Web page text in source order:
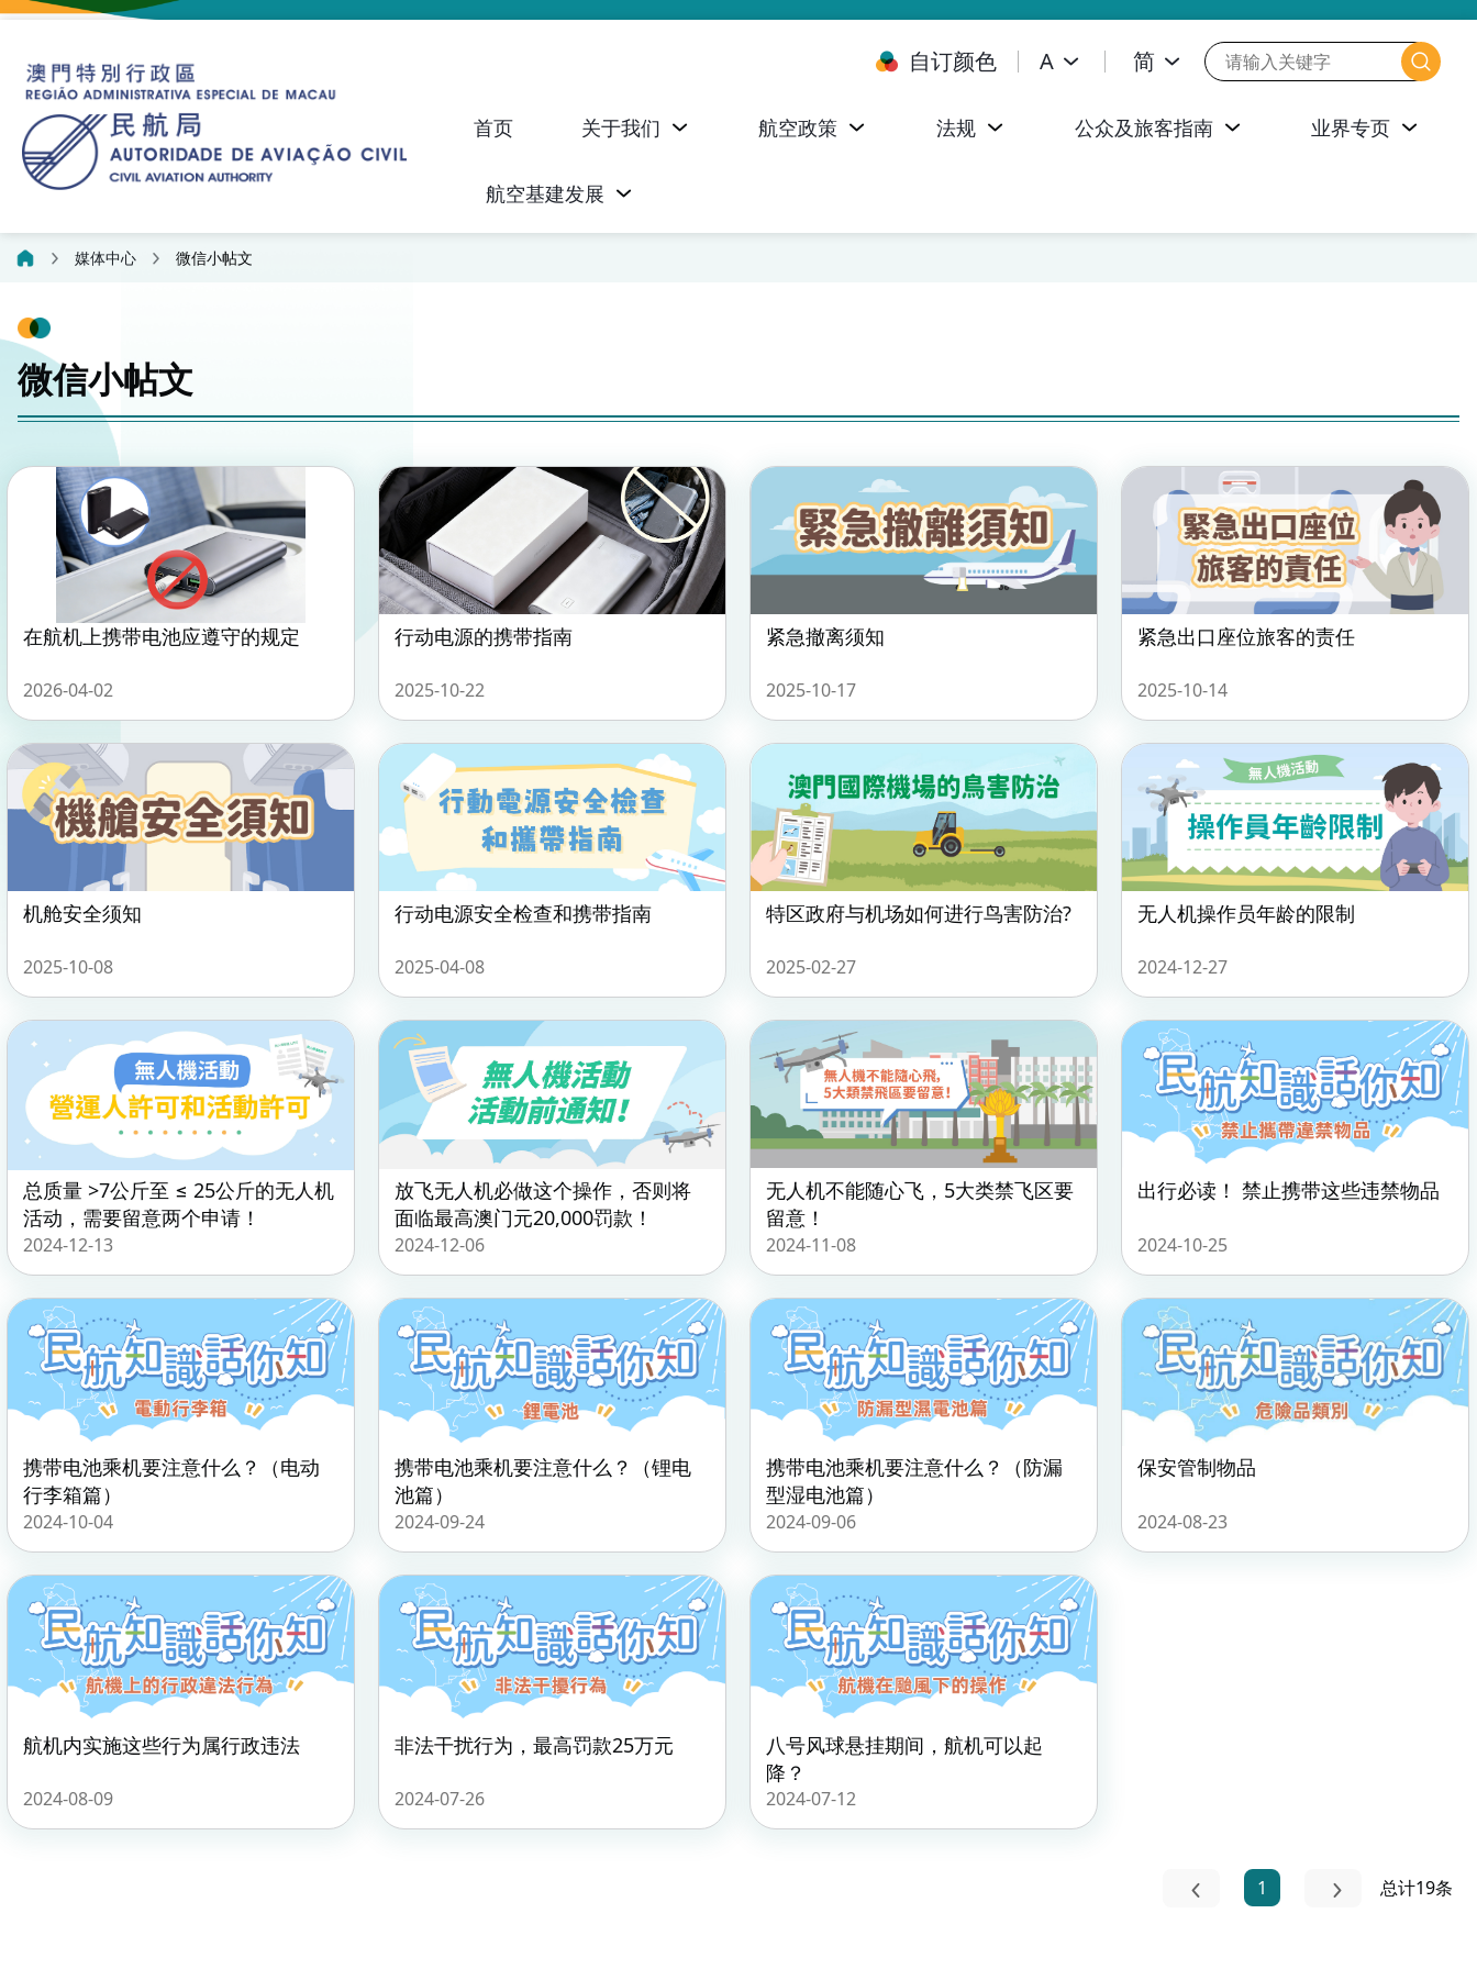
自订颜色 A 简
首页 关于我们 航空政策 法规 公众及旅客指南 业界专页
航空基建发展
媒体中心 微信小帖文
微信小帖文
在航机上携带电池应遵守的规定
2026-04-02
行动电源的携带指南
2025-10-22
紧急撤离须知
2025-10-17
紧急出口座位旅客的责任
2025-10-14
机舱安全须知
2025-10-08
行动电源安全检查和携带指南
2025-04-08
特区政府与机场如何进行鸟害防治?
2025-02-27
无人机操作员年龄的限制
2024-12-27
总质量 >7公斤至 ≤ 25公斤的无人机
活动，需要留意两个申请！
2024-12-13
放飞无人机必做这个操作，否则将
面临最高澳门元20,000罚款！
2024-12-06
无人机不能随心飞，5大类禁飞区要
留意！
2024-11-08
出行必读！ 禁止携带这些违禁物品
2024-10-25
携带电池乘机要注意什么？（电动
行李箱篇）
2024-10-04
携带电池乘机要注意什么？（锂电
池篇）
2024-09-24
携带电池乘机要注意什么？（防漏
型湿电池篇）
2024-09-06
保安管制物品
2024-08-23
航机内实施这些行为属行政违法
2024-08-09
非法干扰行为，最高罚款25万元
2024-07-26
八号风球悬挂期间，航机可以起
降？
2024-07-12
1 总计19条